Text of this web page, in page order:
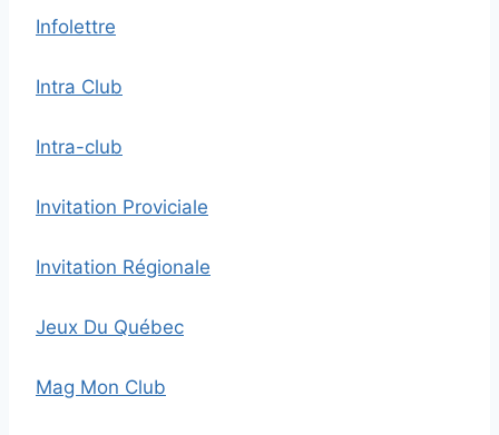
Infolettre
Intra Club
Intra-club
Invitation Proviciale
Invitation Régionale
Jeux Du Québec
Mag Mon Club